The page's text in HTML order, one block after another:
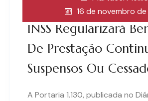
INSS Regularizará
De Prestação
Suspensos Ou
16 de novembro
A Portaria 1.130, publicada no